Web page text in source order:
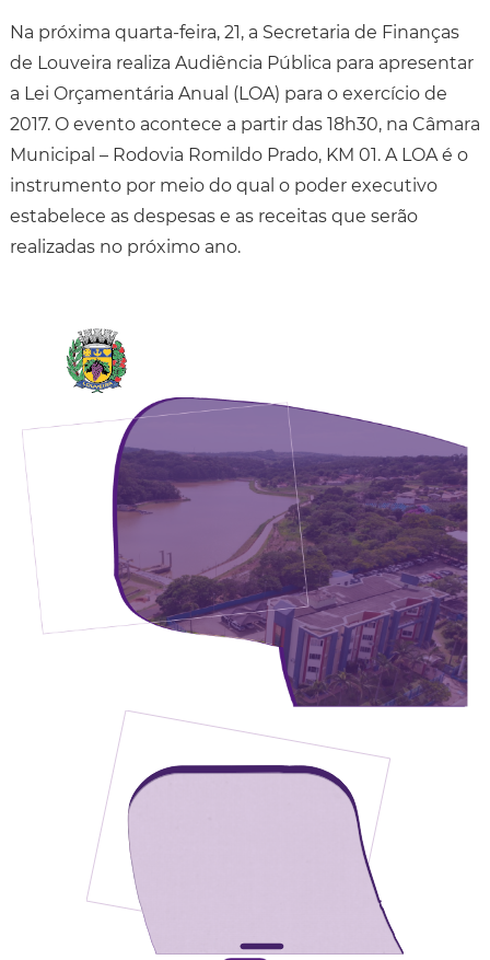
Na próxima quarta-feira, 21, a Secretaria de Finanças
de Louveira realiza Audiência Pública para apresentar
a Lei Orçamentária Anual (LOA) para o exercício de
2017. O evento acontece a partir das 18h30, na Câmara
Municipal – Rodovia Romildo Prado, KM 01. A LOA é o
instrumento por meio do qual o poder executivo
estabelece as despesas e as receitas que serão
realizadas no próximo ano.